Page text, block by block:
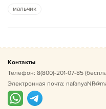
мальчик
Контакты
Телефон: 8(800)-201-07-85
Электронная почта: